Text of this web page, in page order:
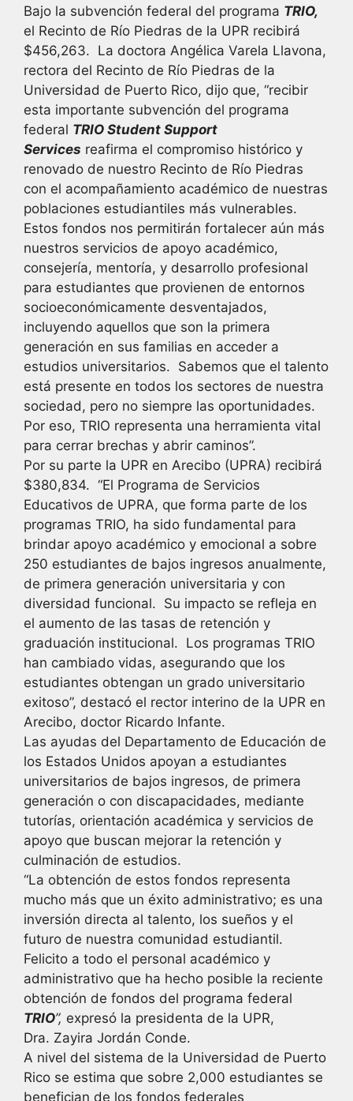
Bajo la subvención federal del programa TRIO,
el Recinto de Río Piedras de la UPR recibirá
$456,263. La doctora Angélica Varela Llavona,
rectora del Recinto de Río Piedras de la
Universidad de Puerto Rico, dijo que, “recibir
esta importante subvención del programa
federal TRIO Student Support
Services reafirma el compromiso histórico y
renovado de nuestro Recinto de Río Piedras
con el acompañamiento académico de nuestras
poblaciones estudiantiles más vulnerables.
Estos fondos nos permitirán fortalecer aún más
nuestros servicios de apoyo académico,
consejería, mentoría, y desarrollo profesional
para estudiantes que provienen de entornos
socioeconómicamente desventajados,
incluyendo aquellos que son la primera
generación en sus familias en acceder a
estudios universitarios. Sabemos que el talento
está presente en todos los sectores de nuestra
sociedad, pero no siempre las oportunidades.
Por eso, TRIO representa una herramienta vital
para cerrar brechas y abrir caminos”.
Por su parte la UPR en Arecibo (UPRA) recibirá
$380,834. “El Programa de Servicios
Educativos de UPRA, que forma parte de los
programas TRIO, ha sido fundamental para
brindar apoyo académico y emocional a sobre
250 estudiantes de bajos ingresos anualmente,
de primera generación universitaria y con
diversidad funcional. Su impacto se refleja en
el aumento de las tasas de retención y
graduación institucional. Los programas TRIO
han cambiado vidas, asegurando que los
estudiantes obtengan un grado universitario
exitoso”, destacó el rector interino de la UPR en
Arecibo, doctor Ricardo Infante.
Las ayudas del Departamento de Educación de
los Estados Unidos apoyan a estudiantes
universitarios de bajos ingresos, de primera
generación o con discapacidades, mediante
tutorías, orientación académica y servicios de
apoyo que buscan mejorar la retención y
culminación de estudios.
“La obtención de estos fondos representa
mucho más que un éxito administrativo; es una
inversión directa al talento, los sueños y el
futuro de nuestra comunidad estudiantil.
Felicito a todo el personal académico y
administrativo que ha hecho posible la reciente
obtención de fondos del programa federal
TRIO”, expresó la presidenta de la UPR,
Dra. Zayira Jordán Conde.
A nivel del sistema de la Universidad de Puerto
Rico se estima que sobre 2,000 estudiantes se
benefician de los fondos federales